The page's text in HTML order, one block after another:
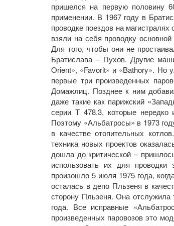
пришелся на первую половину
применении. В 1967 году в
проводке поездов на
взяли на себя проводку
Для того, чтобы они не
Братислава – Пухов. Другие
Orient», «Favorit» и «Bathory». Но
первые три произведенных
Домажлиц. Позднее к ним
даже такие как парижский
серии Т 478.3, которые нередко
Поэтому «Альбатросы» в 1973
в качестве отопительных
техника новых проектов
дошла до критической –
использовать их для проводки
произошло 5 июля 1975 года,
осталась в депо Пльзеня в
сторону Пльзеня. Она
года. Все исправные
произведенных паровозов это